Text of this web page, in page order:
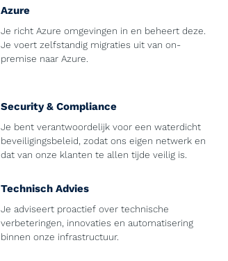
Azure
Je richt Azure omgevingen in en beheert deze.
Je voert zelfstandig migraties uit van on-
premise naar Azure.
Security & Compliance
Je bent verantwoordelijk voor een waterdicht
beveiligingsbeleid, zodat ons eigen netwerk en
dat van onze klanten te allen tijde veilig is.
Technisch Advies
Je adviseert proactief over technische
verbeteringen, innovaties en automatisering
binnen onze infrastructuur.